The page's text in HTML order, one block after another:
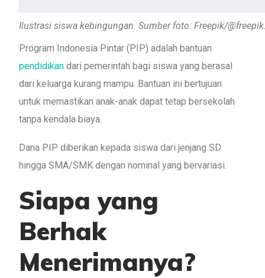
Ilustrasi siswa kebingungan. Sumber foto: Freepik/
Program Indonesia Pintar (PIP) adalah bantuan
pendidikandari pemerintah bagi siswa yang berasal
dari keluarga kurang mampu. Bantuan ini bertujuan
untuk memastikan anak-anak dapat tetap bersekolah
tanpa kendala biaya.
Dana PIP diberikan kepada siswa dari jenjang SD
hingga SMA/SMK dengan nominal yang bervariasi.
Siapa yang
Berhak
Menerimanya?